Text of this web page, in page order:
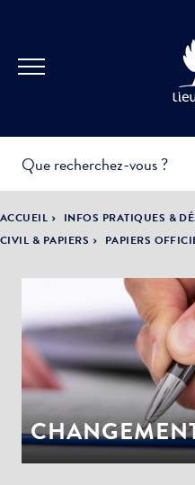
PRATIQUES &
DÉMARCHES
LA VILLE
ACCUEIL INFOS PRATIQUES &
CIVIL & PAPIERS
PAPIERS